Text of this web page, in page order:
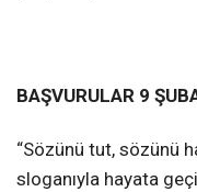
BAŞVURULAR 9
“Sözünü tut, sözünü
sloganıyla hayata